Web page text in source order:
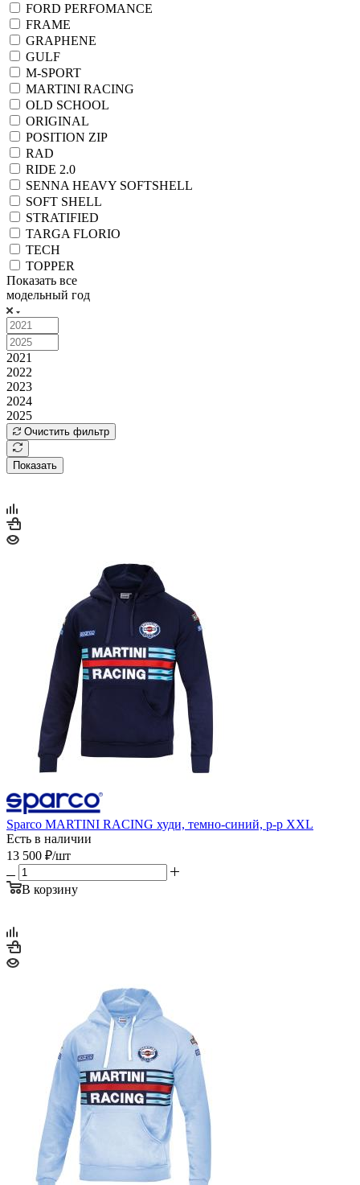
FORD PERFOMANCE
FRAME
GRAPHENE
GULF
M-SPORT
MARTINI RACING
OLD SCHOOL
ORIGINAL
POSITION ZIP
RAD
RIDE 2.0
SENNA HEAVY SOFTSHELL
SOFT SHELL
STRATIFIED
TARGA FLORIO
TECH
TOPPER
Показать все
модельный год
2021
2022
2023
2024
2025
Очистить фильтр
Показать
Sparco MARTINI RACING худи, темно-синий, р-р XXL
Есть в наличии
13 500 ₽/шт
В корзину